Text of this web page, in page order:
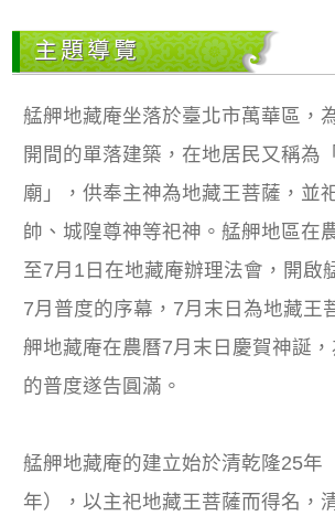
主題導覽
艋舺地藏庵坐落於臺北市萬華區，
開間的單落建築，在地居民又稱為
廟」，供奉主神為地藏王菩薩，並
帥、城隍尊神等祀神。艋舺地區在
至7月1日在地藏庵辦理法會，開啟
7月普度的序幕，7月末日為地藏王
舺地藏庵在農曆7月末日慶賀神誕，
的普度遂告圓滿。
艋舺地藏庵的建立始於清乾隆25年
年），以主祀地藏王菩薩而得名，